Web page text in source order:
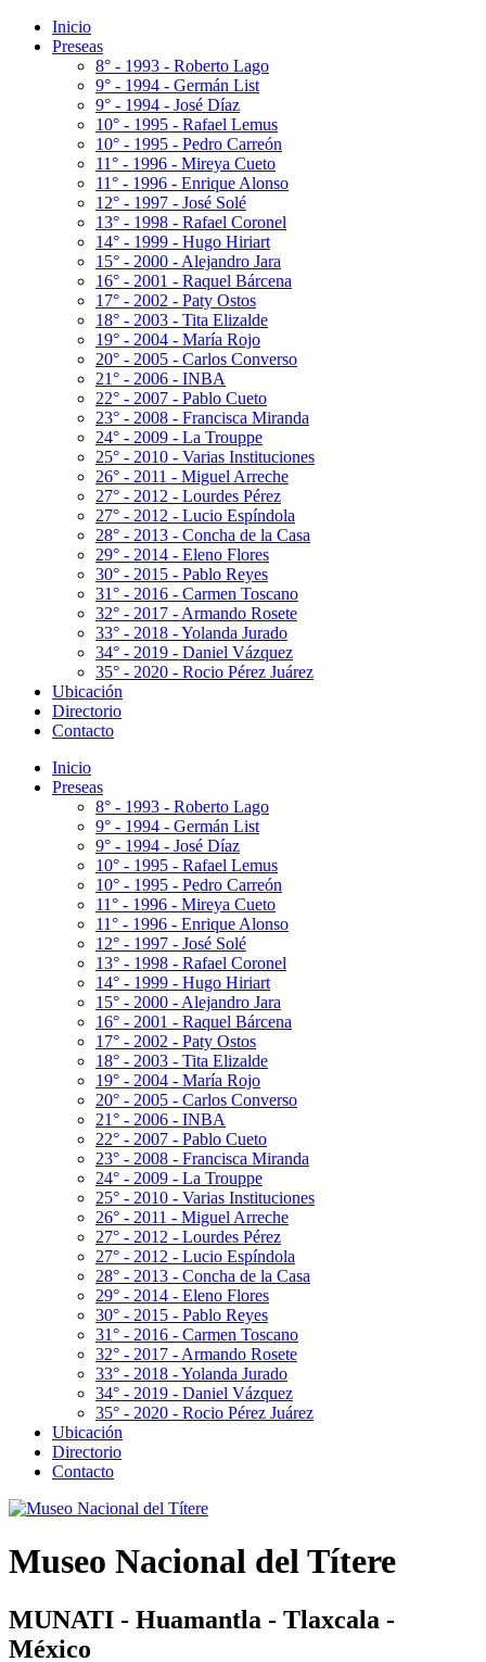
Inicio
Preseas
8° - 1993 - Roberto Lago
9° - 1994 - Germán List
9° - 1994 - José Díaz
10° - 1995 - Rafael Lemus
10° - 1995 - Pedro Carreón
11° - 1996 - Mireya Cueto
11° - 1996 - Enrique Alonso
12° - 1997 - José Solé
13° - 1998 - Rafael Coronel
14° - 1999 - Hugo Hiriart
15° - 2000 - Alejandro Jara
16° - 2001 - Raquel Bárcena
17° - 2002 - Paty Ostos
18° - 2003 - Tita Elizalde
19° - 2004 - María Rojo
20° - 2005 - Carlos Converso
21° - 2006 - INBA
22° - 2007 - Pablo Cueto
23° - 2008 - Francisca Miranda
24° - 2009 - La Trouppe
25° - 2010 - Varias Instituciones
26° - 2011 - Miguel Arreche
27° - 2012 - Lourdes Pérez
27° - 2012 - Lucio Espíndola
28° - 2013 - Concha de la Casa
29° - 2014 - Eleno Flores
30° - 2015 - Pablo Reyes
31° - 2016 - Carmen Toscano
32° - 2017 - Armando Rosete
33° - 2018 - Yolanda Jurado
34° - 2019 - Daniel Vázquez
35° - 2020 - Rocio Pérez Juárez
Ubicación
Directorio
Contacto
Inicio
Preseas
8° - 1993 - Roberto Lago
9° - 1994 - Germán List
9° - 1994 - José Díaz
10° - 1995 - Rafael Lemus
10° - 1995 - Pedro Carreón
11° - 1996 - Mireya Cueto
11° - 1996 - Enrique Alonso
12° - 1997 - José Solé
13° - 1998 - Rafael Coronel
14° - 1999 - Hugo Hiriart
15° - 2000 - Alejandro Jara
16° - 2001 - Raquel Bárcena
17° - 2002 - Paty Ostos
18° - 2003 - Tita Elizalde
19° - 2004 - María Rojo
20° - 2005 - Carlos Converso
21° - 2006 - INBA
22° - 2007 - Pablo Cueto
23° - 2008 - Francisca Miranda
24° - 2009 - La Trouppe
25° - 2010 - Varias Instituciones
26° - 2011 - Miguel Arreche
27° - 2012 - Lourdes Pérez
27° - 2012 - Lucio Espíndola
28° - 2013 - Concha de la Casa
29° - 2014 - Eleno Flores
30° - 2015 - Pablo Reyes
31° - 2016 - Carmen Toscano
32° - 2017 - Armando Rosete
33° - 2018 - Yolanda Jurado
34° - 2019 - Daniel Vázquez
35° - 2020 - Rocio Pérez Juárez
Ubicación
Directorio
Contacto
Museo Nacional del Títere
MUNATI - Huamantla - Tlaxcala -
México